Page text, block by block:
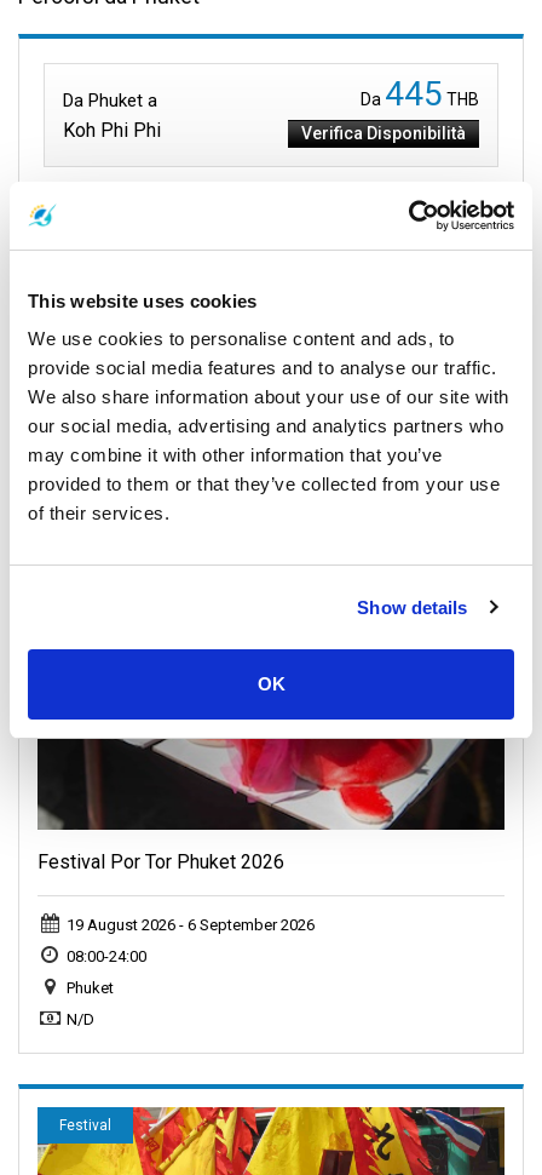
This website uses cookies
We use cookies to personalise content and ads, to
provide social media features and to analyse our traffic.
We also share information about your use of our site with
our social media, advertising and analytics partners who
may combine it with other information that you’ve
provided to them or that they’ve collected from your use
of their services.
Show details
OK
Da Phuket a
Koh Phi Phi
Da 445 THB
Verifica Disponibilità
Koh Lanta
750THB
Da Phuket a
Ao Nang
600
Verifica Disponibilità
Eventi Simili
Festival Por Tor Phuket 2026
19 August 2026 - 6 September 2026
08:00-24:00
Phuket
N/D
Festival